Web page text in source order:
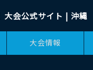
大会公式サイト | 沖縄
大会情報